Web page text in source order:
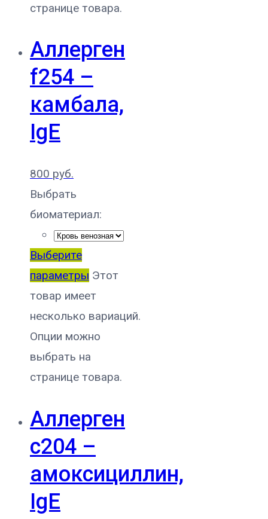
странице товара.
Аллерген
f254 –
камбала,
IgE
800 руб.
Выбрать
биоматериал:
Выберите
параметры Этот
товар имеет
несколько вариаций.
Опции можно
выбрать на
странице товара.
Аллерген
c204 –
амоксициллин,
IgE